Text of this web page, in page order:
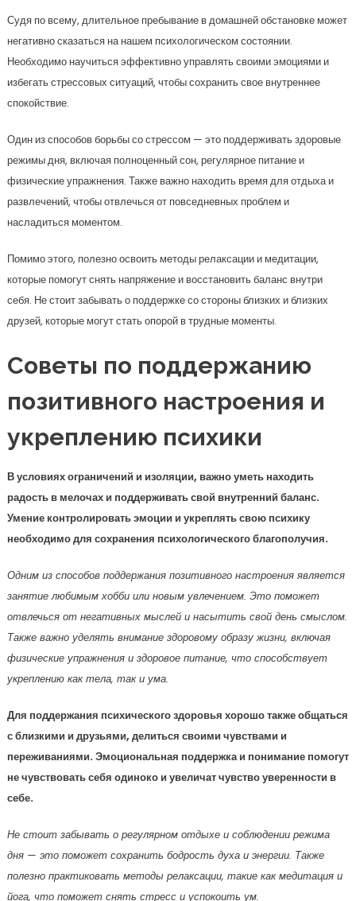
Судя по всему, длительное пребывание в домашней обстановке может
негативно сказаться на нашем психологическом состоянии.
Необходимо научиться эффективно управлять своими эмоциями и
избегать стрессовых ситуаций, чтобы сохранить свое внутреннее
спокойствие.
Один из способов борьбы со стрессом — это поддерживать здоровые
режимы дня, включая полноценный сон, регулярное питание и
физические упражнения. Также важно находить время для отдыха и
развлечений, чтобы отвлечься от повседневных проблем и
насладиться моментом.
Помимо этого, полезно освоить методы релаксации и медитации,
которые помогут снять напряжение и восстановить баланс внутри
себя. Не стоит забывать о поддержке со стороны близких и близких
друзей, которые могут стать опорой в трудные моменты.
Советы по поддержанию
позитивного настроения и
укреплению психики
В условиях ограничений и изоляции, важно уметь находить
радость в мелочах и поддерживать свой внутренний баланс.
Умение контролировать эмоции и укреплять свою психику
необходимо для сохранения психологического благополучия.
Одним из способов поддержания позитивного настроения является
занятие любимым хобби или новым увлечением. Это поможет
отвлечься от негативных мыслей и насытить свой день смыслом.
Также важно уделять внимание здоровому образу жизни, включая
физические упражнения и здоровое питание, что способствует
укреплению как тела, так и ума.
Для поддержания психического здоровья хорошо также общаться
с близкими и друзьями, делиться своими чувствами и
переживаниями. Эмоциональная поддержка и понимание помогут
не чувствовать себя одиноко и увеличат чувство уверенности в
себе.
Не стоит забывать о регулярном отдыхе и соблюдении режима
дня — это поможет сохранить бодрость духа и энергии. Также
полезно практиковать методы релаксации, такие как медитация и
йога, что поможет снять стресс и успокоить ум.